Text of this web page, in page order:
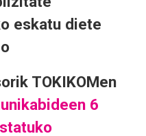
eskatu diete
TOKIKOMen
6